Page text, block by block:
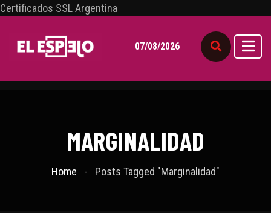
Certificados SSL Argentina
07/08/2026
MARGINALIDAD
Home Posts Tagged "Marginalidad"